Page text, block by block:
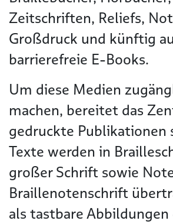
Zeitschriften, Reliefs,
Großdruck und künftig
barrierefreie E-Books.
Um diese Medien
machen, bereitet das
gedruckte Publikationen
Texte werden in
großer Schrift sowie
Braillenotenschrift
als tastbare